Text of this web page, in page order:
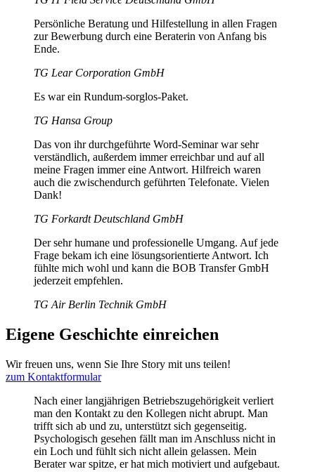
Persönliche Beratung und Hilfestellung in allen Fragen
zur Bewerbung durch eine Beraterin von Anfang bis
Ende.
TG Lear Corporation GmbH
Es war ein Rundum-sorglos-Paket.
TG Hansa Group
Das von ihr durchgeführte Word-Seminar war sehr
verständlich, außerdem immer erreichbar und auf all
meine Fragen immer eine Antwort. Hilfreich waren
auch die zwischendurch geführten Telefonate. Vielen
Dank!
TG Forkardt Deutschland GmbH
Der sehr humane und professionelle Umgang. Auf jede
Frage bekam ich eine lösungsorientierte Antwort. Ich
fühlte mich wohl und kann die BOB Transfer GmbH
jederzeit empfehlen.
TG Air Berlin Technik GmbH
Eigene Geschichte einreichen
Wir freuen uns, wenn Sie Ihre Story mit uns teilen!
zum Kontaktformular
Nach einer langjährigen Betriebszugehörigkeit verliert
man den Kontakt zu den Kollegen nicht abrupt. Man
trifft sich ab und zu, unterstützt sich gegenseitig.
Psychologisch gesehen fällt man im Anschluss nicht in
ein Loch und fühlt sich nicht allein gelassen. Mein
Berater war spitze, er hat mich motiviert und aufgebaut.